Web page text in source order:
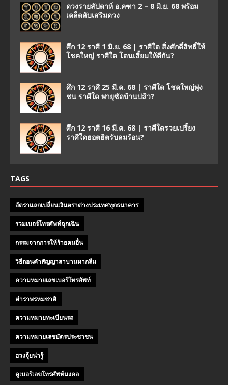
ดวงรายสัปดาห์ อ.คฑา 2 – 8 มิ.ย. 68 พร้อม
เคล็ดลับเสริมดวง
ศึก 12 ราศี 1 มิ.ย. 68 | ราศีใด สิ่งศักดิ์สิทธิ์ให้
โชคใหญ่ ราศีใด โดนเสี้ยมให้ตีกัน?
ศึก 12 ราศี 25 มี.ค. 68 | ราศีใด โชคใหญ่พุ่ง
ชน ราศีใด พายุซัดบ้านปลิว?
ศึก 12 ราศี 16 มี.ค. 68 | ราศีใดรวยเปรี้ยง
ราศีใดฮอตฮิตรับลมร้อน?
TAGS
อัตราแลกเปลี่ยนเงินตราต่างประเทศทุกธนาคาร
รวมเบอร์โทรศัพท์ฉุกเฉิน
กรรมจากการให้ร้ายคนอื่น
วิธีถอนคําสัญญาสาบานหากลืม
ความหมายเลขเบอร์โทรศัพท์
ตำราพรหมชาติ
ความหมายทะเบียนรถ
ความหมายเลขบัตรประชาชน
ฮวงจุ้ยน่ารู้
ดูเบอร์เลขโทรศัพท์มงคล